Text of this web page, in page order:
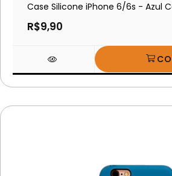
Case Silicone iPhone 6/6s - Azul
R$9,90